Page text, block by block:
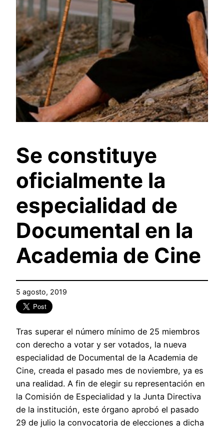
Se constituye
oficialmente la
especialidad de
Documental en la
Academia de Cine
5 agosto, 2019
Tras superar el número mínimo de 25 miembros
con derecho a votar y ser votados, la nueva
especialidad de Documental de la Academia de
Cine, creada el pasado mes de noviembre, ya es
una realidad. A fin de elegir su representación en
la Comisión de Especialidad y la Junta Directiva
de la institución, este órgano aprobó el pasado
29 de julio la convocatoria de elecciones a dicha